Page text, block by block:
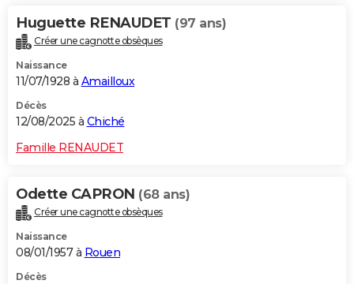
Huguette RENAUDET (97 ans)
Créer une cagnotte obsèques
Naissance
11/07/1928 à Amailloux
Décès
12/08/2025 à Chiché
Famille RENAUDET
Odette CAPRON (68 ans)
Créer une cagnotte obsèques
Naissance
08/01/1957 à Rouen
Décès